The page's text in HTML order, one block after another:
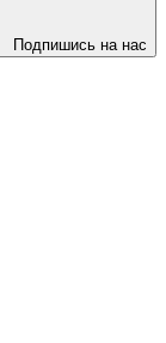
Подпишись на нас